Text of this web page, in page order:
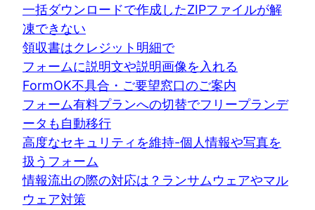
一括ダウンロードで作成したZIPファイルが解
凍できない
領収書はクレジット明細で
フォームに説明文や説明画像を入れる
FormOK不具合・ご要望窓口のご案内
フォーム有料プランへの切替でフリープランデ
ータも自動移行
高度なセキュリティを維持-個人情報や写真を
扱うフォーム
情報流出の際の対応は？ランサムウェアやマル
ウェア対策